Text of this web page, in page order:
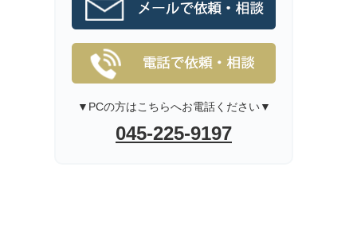
▼PCの方はこちらへお電話ください▼
045-225-9197